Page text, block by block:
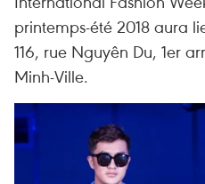
printemps-été 2018 aura
116, rue Nguyên Du, 1er
Minh-Ville.